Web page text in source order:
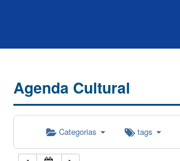
Agenda Cultural
Categorias tags
5:00